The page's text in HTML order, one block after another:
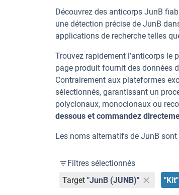
Découvrez des anticorps JunB
une détection précise de JunB
applications de recherche telles
Trouvez rapidement l’anticorps le
page produit fournit des données
Contrairement aux plateformes
sélectionnés, garantissant un
polyclonaux, monoclonaux ou
dessous et commandez
Les noms alternatifs de JunB
Filtres sélectionnés
Target "JunB (JUNB)" "Kit"